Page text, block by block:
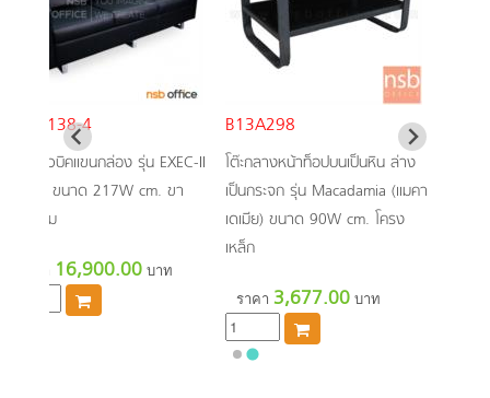
B12A138-4
โซฟาคิวบิคแขนกล่อง รุ่น EXEC-II
3 ที่นั่ง ขนาด 217W cm. ขา
โครเมียม
16,900.00 บาท
B13A298
โต๊ะกลางหน้าท็อปบนเป็นหิน ล่าง
เป็นกระจก รุ่น Macadamia (แมคา
เดเมีย) ขนาด 90W cm. โครง
เหล็ก
ราคา 3,677.00 บาท